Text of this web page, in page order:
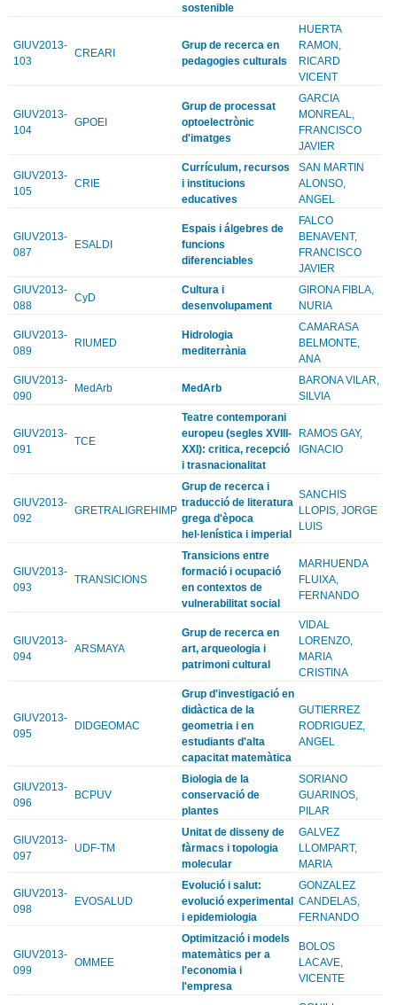
sostenible
GIUV2013-
103
CREARI
Grup de recerca en
pedagogies culturals
HUERTA
RAMON,
RICARD
VICENT
GIUV2013-
104
GPOEI
Grup de processat
optoelectrònic
d'imatges
GARCIA
MONREAL,
FRANCISCO
JAVIER
GIUV2013-
105
CRIE
Currículum, recursos
i institucions
educatives
SAN MARTIN
ALONSO,
ANGEL
GIUV2013-
087
ESALDI
Espais i álgebres de
funcions
diferenciables
FALCO
BENAVENT,
FRANCISCO
JAVIER
GIUV2013-
088
CyD
Cultura i
desenvolupament
GIRONA FIBLA,
NURIA
GIUV2013-
089
RIUMED
Hidrologia
mediterrània
CAMARASA
BELMONTE,
ANA
GIUV2013-
090
MedArb MedArb
BARONA VILAR,
SILVIA
GIUV2013-
091
TCE
Teatre contemporani
europeu (segles XVIII-
XXI): critica, recepció
i trasnacionalitat
RAMOS GAY,
IGNACIO
GIUV2013-
092
GRETRALIGREHIMP
Grup de recerca i
traducció de literatura
grega d'època
hel·lenística i imperial
SANCHIS
LLOPIS, JORGE
LUIS
GIUV2013-
093
TRANSICIONS
Transicions entre
formació i ocupació
en contextos de
vulnerabilitat social
MARHUENDA
FLUIXA,
FERNANDO
GIUV2013-
094
ARSMAYA
Grup de recerca en
art, arqueologia i
patrimoni cultural
VIDAL
LORENZO,
MARIA
CRISTINA
GIUV2013-
095
DIDGEOMAC
Grup d'investigació en
didàctica de la
geometria i en
estudiants d'alta
capacitat matemàtica
GUTIERREZ
RODRIGUEZ,
ANGEL
GIUV2013-
096
BCPUV
Biologia de la
conservació de
plantes
SORIANO
GUARINOS,
PILAR
GIUV2013-
097
UDF-TM
Unitat de disseny de
fàrmacs i topologia
molecular
GALVEZ
LLOMPART,
MARIA
GIUV2013-
098
EVOSALUD
Evolució i salut:
evolució experimental
i epidemiologia
GONZALEZ
CANDELAS,
FERNANDO
GIUV2013-
099
OMMEE
Optimització i models
matemàtics per a
l'economia i
l'empresa
BOLOS
LACAVE,
VICENTE